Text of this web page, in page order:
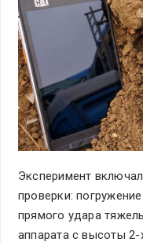
Эксперимент
проверки:
прямого удара
аппарата с высоты